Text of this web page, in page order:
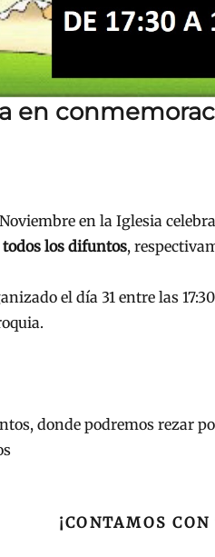
en
en la Iglesia
todos los difuntos,
el día 31 entre las
donde podremos rezar
¡CONTAMOS